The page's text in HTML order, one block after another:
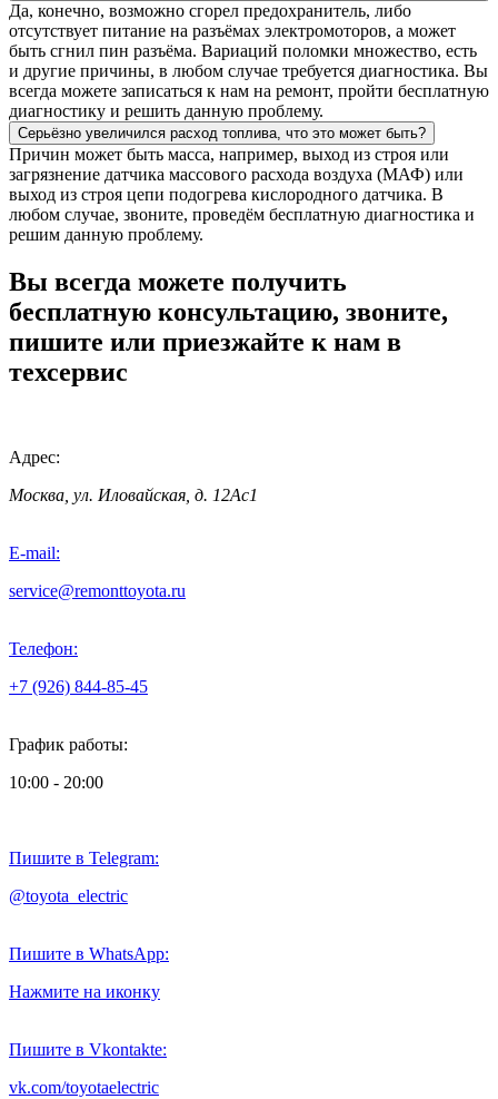
Да, конечно, возможно сгорел предохранитель, либо
отсутствует питание на разъёмах электромоторов, а может
быть сгнил пин разъёма. Вариаций поломки множество, есть
и другие причины, в любом случае требуется диагностика. Вы
всегда можете записаться к нам на ремонт, пройти бесплатную
диагностику и решить данную проблему.
Серьёзно увеличился расход топлива, что это может быть?
Причин может быть масса, например, выход из строя или
загрязнение датчика массового расхода воздуха (МАФ) или
выход из строя цепи подогрева кислородного датчика. В
любом случае, звоните, проведём бесплатную диагностика и
решим данную проблему.
Вы всегда можете получить
бесплатную консультацию, звоните,
пишите или приезжайте к нам в
техсервис
Адрес:
Москва, ул. Иловайская, д. 12Ас1
E-mail:
service@remonttoyota.ru
Телефон:
+7 (926) 844-85-45
График работы:
10:00 - 20:00
Пишите в Telegram:
@toyota_electric
Пишите в WhatsApp:
Нажмите на иконку
Пишите в Vkontakte:
vk.com/toyotaelectric